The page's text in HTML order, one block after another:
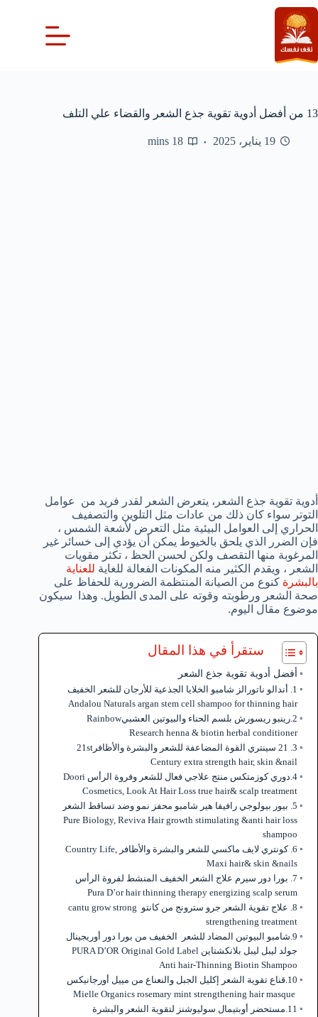
التجاوز
إلى
المحتوى
13 من أفضل أدوية تقوية جذع الشعر والقضاء علي التلف
19 يناير، 2025 18 mins
أدوية تقوية جذع الشعر، يتعرض الشعر لقدر فريد من عوامل
التوتر سواء كان ذلك من عادات مثل التلوين والتصفيف
الحراري إلى العوامل البيئية مثل التعرض لأشعة الشمس ،
فإن الضرر الذي يلحق بالخيوط يمكن أن يؤدي إلى خسائر غير
المرغوبة منها التقصف ولكن لحسن الحظ ، تكثر مقويات
الشعر ، ويقدم الكثير منه المكونات الفعالة للغاية للعناية
بالبشرة كنوع من الصيانة المنتظمة الضرورية للحفاظ على
صحة الشعر ورطوبته وقوته على المدى الطويل. وهذا سيكون
موضوع مقال اليوم.
ستقرأ في هذا المقال
أفضل أدوية تقوية جذع الشعر
1. أندالو ناتورالز شامبو الخلايا الجذعية للأرجان للشعر الخفيف
Andalou Naturals argan stem cell shampoo for thinning hair
2.رينبو ريسورش بلسم الحناء والبيوتين العشبيRainbow
Research henna & biotin herbal conditioner
3. 21 سينتري القوة المضاعفة للشعر والبشرة والأظافر21st
Century extra strength hair, skin &nail
4.دوري كوزمتكس منتج علاجي فعال للشعر وفروة الرأس Doori
Cosmetics, Look At Hair Loss true hair& scalp treatment
5. بيور بيولوجي رافيفا هير شامبو محفز نمو وضد تساقط الشعر
Pure Biology, Reviva Hair growth stimulating &anti hair loss
shampoo
6. كونتري لايف ماكسي للشعر والبشرة والأظافر Country Life,
Maxi hair& skin &nails
7. بورا دور سيرم علاج الشعر الخفيف المنشط لفروة الرأس
Pura D’or hair thinning therapy energizing scalp serum
8. علاج تقوية الشعر جرو سترونج من كانتو cantu grow strong
strengthening treatment
9.شامبو البيوتين المضاد للشعر الخفيف من بورا دور أوريجينال
جولد ليبل ليبل بلانكشتاين PURA D’OR Original Gold Label
Anti hair-Thinning Biotin Shampoo
10.قناع تقوية الشعر إكليل الجبل والنعناع من مييل أورجانيكس
11.مستحضر أوبتيمال سوليوشنز لتقوية الشعر والبشرة